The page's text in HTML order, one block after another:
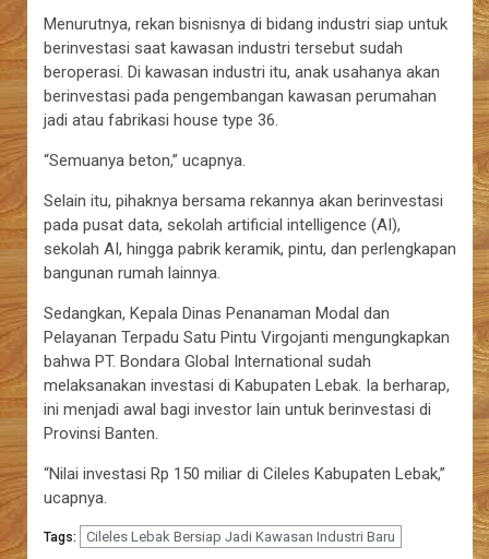
Menurutnya, rekan bisnisnya di bidang industri siap untuk
berinvestasi saat kawasan industri tersebut sudah
beroperasi. Di kawasan industri itu, anak usahanya akan
berinvestasi pada pengembangan kawasan perumahan
jadi atau fabrikasi house type 36.
“Semuanya beton,” ucapnya.
Selain itu, pihaknya bersama rekannya akan berinvestasi
pada pusat data, sekolah artificial intelligence (AI),
sekolah AI, hingga pabrik keramik, pintu, dan perlengkapan
bangunan rumah lainnya.
Sedangkan, Kepala Dinas Penanaman Modal dan
Pelayanan Terpadu Satu Pintu Virgojanti mengungkapkan
bahwa PT. Bondara Global International sudah
melaksanakan investasi di Kabupaten Lebak. Ia berharap,
ini menjadi awal bagi investor lain untuk berinvestasi di
Provinsi Banten.
“Nilai investasi Rp 150 miliar di Cileles Kabupaten Lebak,”
ucapnya.
Tags: Cileles Lebak Bersiap Jadi Kawasan Industri Baru